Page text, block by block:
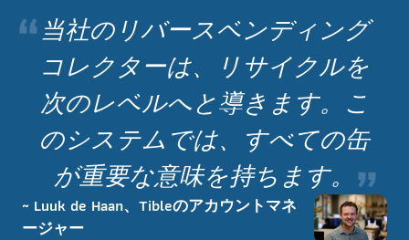
“当社のリバースベンディング
コレクターは、リサイクルを
次のレベルへと導きます。こ
のシステムでは、すべての缶
が重要な意味を持ちます。 ”
~ Luuk de Haan、Tibleのアカウントマネ
ージャー